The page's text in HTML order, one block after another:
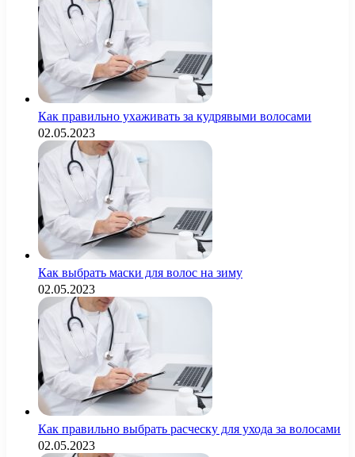
Как правильно ухаживать за кудрявыми волосами
02.05.2023
Как выбрать маски для волос на зиму
02.05.2023
Как правильно выбрать расческу для ухода за волосами
02.05.2023